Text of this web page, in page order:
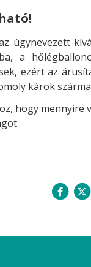
úgynevezett
a
ezért az
károk
hogy